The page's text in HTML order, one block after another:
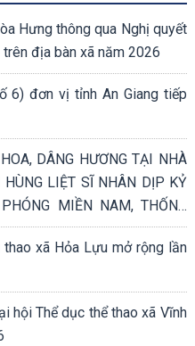
Hưng thông qua Nghị quyết
địa bàn xã năm 2026
6) đơn vị tỉnh An Giang tiếp
DÂNG HƯƠNG TẠI NHÀ
LIỆT SĨ NHÂN DỊP KỶ
MIỀN NAM, THỐNG
- 30/4/2026)
xã Hỏa Lựu mở rộng lần
dục thể thao xã Vĩnh